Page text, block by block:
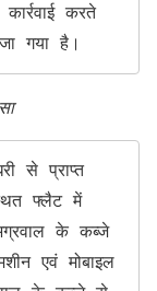
करते
गया है।
फ्लैट में
के कब्जे
एवं मोबाइल